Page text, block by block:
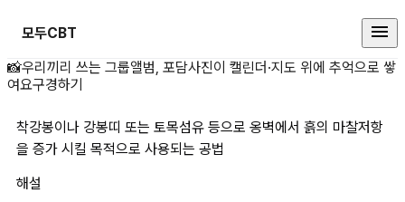
모두CBT
착강봉이나 강봉띠 또는 토목섬유
📸우리끼리 쓰는 그룹앨범, 포담사진이 캘린더·지도 위에 추억으로 쌓
여요구경하기
착강봉이나 강봉띠 또는 토목섬유 등으로 옹벽에서 흙의 마찰저항
을 증가 시킬 목적으로 사용되는 공법
해설